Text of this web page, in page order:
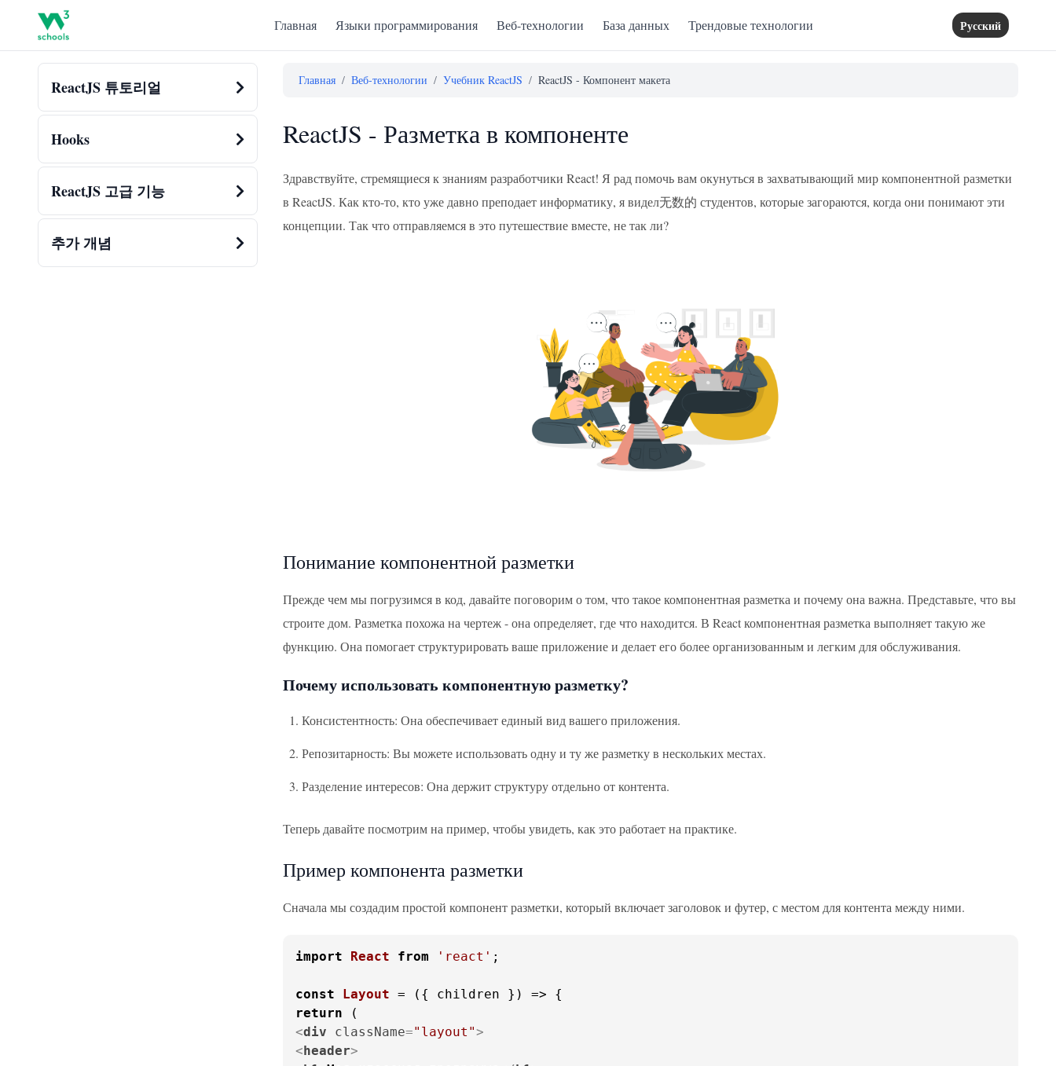
Главная Языки программирования Веб-технологии База данных Трендовые технологии Русский
ReactJS 튜토리얼
Hooks
ReactJS 고급 기능
추가 개념
Главная / Веб-технологии / Учебник ReactJS / ReactJS - Компонент макета
ReactJS - Разметка в компоненте
Здравствуйте, стремящиеся к знаниям разработчики React! Я рад помочь вам окунуться в захватывающий мир компонентной разметки
в ReactJS. Как кто-то, кто уже давно преподает информатику, я видел无数的 студентов, которые загораются, когда они понимают эти
концепции. Так что отправляемся в это путешествие вместе, не так ли?
Понимание компонентной разметки
Прежде чем мы погрузимся в код, давайте поговорим о том, что такое компонентная разметка и почему она важна. Представьте, что вы
строите дом. Разметка похожа на чертеж - она определяет, где что находится. В React компонентная разметка выполняет такую же
функцию. Она помогает структурировать ваше приложение и делает его более организованным и легким для обслуживания.
Почему использовать компонентную разметку?
Консистентность: Она обеспечивает единый вид вашего приложения.
Репозитарность: Вы можете использовать одну и ту же разметку в нескольких местах.
Разделение интересов: Она держит структуру отдельно от контента.
Теперь давайте посмотрим на пример, чтобы увидеть, как это работает на практике.
Пример компонента разметки
Сначала мы создадим простой компонент разметки, который включает заголовок и футер, с местом для контента между ними.
import React from 'react' ;
const Layout = ( { children }
return
<div className="layout">
<header>